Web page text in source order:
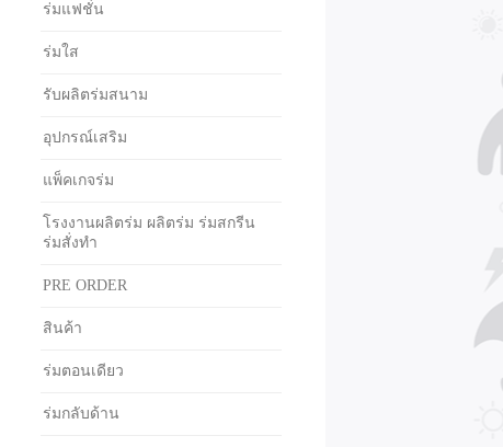
ร่มแฟชั่น
ร่มใส
รับผลิตร่มสนาม
อุปกรณ์เสริม
แพ็คเกจร่ม
โรงงานผลิตร่ม ผลิตร่ม ร่มสกรีน
ร่มสั่งทำ
PRE ORDER
สินค้า
ร่มตอนเดียว
ร่มกลับด้าน